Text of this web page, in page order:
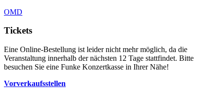
OMD
Tickets
Eine Online-Bestellung ist leider nicht mehr möglich, da die
Veranstaltung innerhalb der nächsten 12 Tage stattfindet. Bitte
besuchen Sie eine Funke Konzertkasse in Ihrer Nähe!
Vorverkaufsstellen